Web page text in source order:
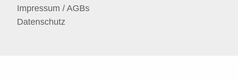
Impressum / AGBs
Datenschutz